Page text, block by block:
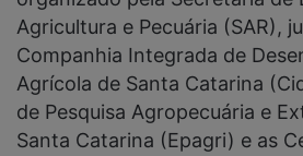
Agricultura e Pecuária (SAR),
Companhia Integrada de
Agrícola de Santa Catarina
de Pesquisa Agropecuária e
Santa Catarina (Epagri) e as